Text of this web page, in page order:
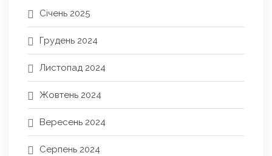
Січень 2025
Грудень 2024
Листопад 2024
Жовтень 2024
Вересень 2024
Серпень 2024